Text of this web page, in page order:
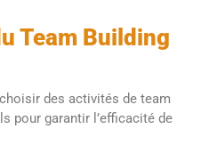
Team Building
des activités de team
pour garantir l’efficacité de